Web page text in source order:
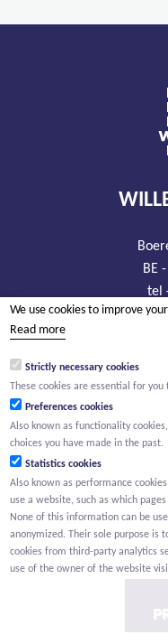
BE
tel
RLP
We use cookies to improve
Read more
Strictly necessary cookies
These cookies are essential for
Preferences cookies
Also known as functionality
choices you have made in the past.
Statistics cookies
Also known as performance
use a website, such as which
None of this information can be
anonymized. Their sole purpose is
cookies from third-party analytics
use of the owner of the website